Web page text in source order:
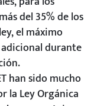
del 35% de los
el máximo
adicional durante
han sido mucho
la Ley Orgánica